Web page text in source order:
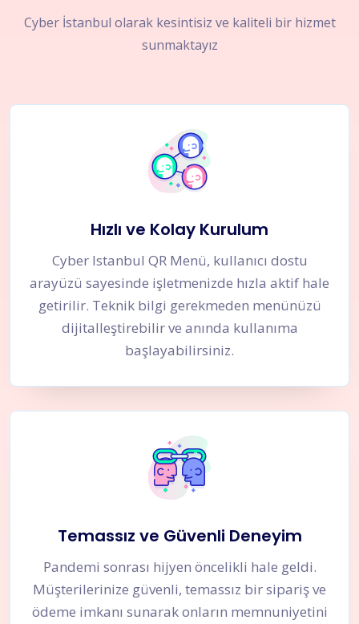
Cyber İstanbul olarak kesintisiz ve kaliteli bir hizmet
sunmaktayız
Hızlı ve Kolay Kurulum
Cyber Istanbul QR Menü, kullanıcı dostu
arayüzü sayesinde işletmenizde hızla aktif hale
getirilir. Teknik bilgi gerekmeden menünüzü
dijitalleştirebilir ve anında kullanıma
başlayabilirsiniz.
Temassız ve Güvenli Deneyim
Pandemi sonrası hijyen öncelikli hale geldi.
Müşterilerinize güvenli, temassız bir sipariş ve
ödeme imkanı sunarak onların memnuniyetini